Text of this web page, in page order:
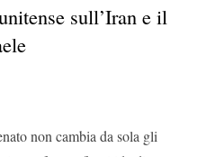
sull’Iran e il
non cambia da sola gli